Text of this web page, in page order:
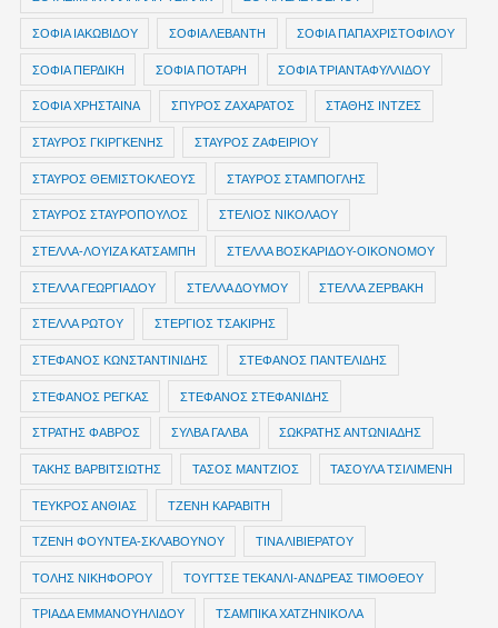
ΣΟΦΙΑ ΙΑΚΩΒΙΔΟΥ ΣΟΦΙΑ ΛΕΒΑΝΤΗ ΣΟΦΙΑ ΠΑΠΑΧΡΙΣΤΟΦΙΛΟΥ
ΣΟΦΙΑ ΠΕΡΔΙΚΗ ΣΟΦΙΑ ΠΟΤΑΡΗ ΣΟΦΙΑ ΤΡΙΑΝΤΑΦΥΛΛΙΔΟΥ
ΣΟΦΙΑ ΧΡΗΣΤΑΙΝΑ ΣΠΥΡΟΣ ΖΑΧΑΡΑΤΟΣ ΣΤΑΘΗΣ ΙΝΤΖΕΣ
ΣΤΑΥΡΟΣ ΓΚΙΡΓΚΕΝΗΣ ΣΤΑΥΡΟΣ ΖΑΦΕΙΡΙΟΥ
ΣΤΑΥΡΟΣ ΘΕΜΙΣΤΟΚΛΕΟΥΣ ΣΤΑΥΡΟΣ ΣΤΑΜΠΟΓΛΗΣ
ΣΤΑΥΡΟΣ ΣΤΑΥΡΟΠΟΥΛΟΣ ΣΤΕΛΙΟΣ ΝΙΚΟΛΑΟΥ
ΣΤΕΛΛΑ-ΛΟΥΙΖΑ ΚΑΤΣΑΜΠΗ ΣΤΕΛΛΑ ΒΟΣΚΑΡΙΔΟΥ-ΟΙΚΟΝΟΜΟΥ
ΣΤΕΛΛΑ ΓΕΩΡΓΙΑΔΟΥ ΣΤΕΛΛΑ ΔΟΥΜΟΥ ΣΤΕΛΛΑ ΖΕΡΒΑΚΗ
ΣΤΕΛΛΑ ΡΩΤΟΥ ΣΤΕΡΓΙΟΣ ΤΣΑΚΙΡΗΣ
ΣΤΕΦΑΝΟΣ ΚΩΝΣΤΑΝΤΙΝΙΔΗΣ ΣΤΕΦΑΝΟΣ ΠΑΝΤΕΛΙΔΗΣ
ΣΤΕΦΑΝΟΣ ΡΕΓΚΑΣ ΣΤΕΦΑΝΟΣ ΣΤΕΦΑΝΙΔΗΣ
ΣΤΡΑΤΗΣ ΦΑΒΡΟΣ ΣΥΛΒΑ ΓΑΛΒΑ ΣΩΚΡΑΤΗΣ ΑΝΤΩΝΙΑΔΗΣ
ΤΑΚΗΣ ΒΑΡΒΙΤΣΙΩΤΗΣ ΤΑΣΟΣ ΜΑΝΤΖΙΟΣ ΤΑΣΟΥΛΑ ΤΣΙΛΙΜΕΝΗ
ΤΕΥΚΡΟΣ ΑΝΘΙΑΣ ΤΖΕΝΗ ΚΑΡΑΒΙΤΗ
ΤΖΕΝΗ ΦΟΥΝΤΕΑ-ΣΚΛΑΒΟΥΝΟΥ ΤΙΝΑ ΛΙΒΙΕΡΑΤΟΥ
ΤΟΛΗΣ ΝΙΚΗΦΟΡΟΥ ΤΟΥΓΤΣΕ ΤΕΚΑΝΛΙ-ΑΝΔΡΕΑΣ ΤΙΜΟΘΕΟΥ
ΤΡΙΑΔΑ ΕΜΜΑΝΟΥΗΛΙΔΟΥ ΤΣΑΜΠΙΚΑ ΧΑΤΖΗΝΙΚΟΛΑ